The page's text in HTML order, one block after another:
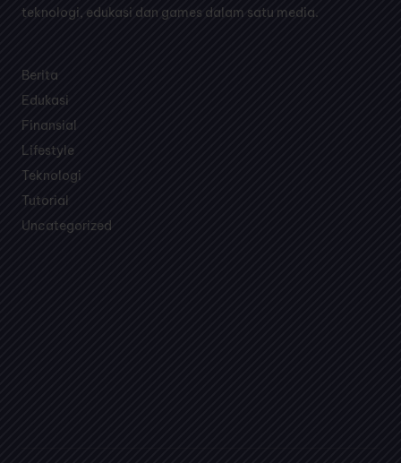
Temukan topik pembahasan menarik seputar bisnis,
teknologi, edukasi dan games dalam satu media.